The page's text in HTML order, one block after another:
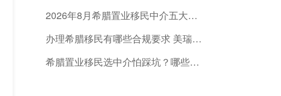
2026年8月希腊置业移民中介五大排
办理希腊移民有哪些合规要求 美瑞海
希腊置业移民选中介怕踩坑？哪些机